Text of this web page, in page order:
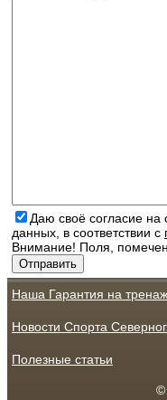
Даю своё согласие на
данных, в соответствии с
Внимание! Поля,
Наша Гарантия на
Новости Спорта
Полезные статьи
©